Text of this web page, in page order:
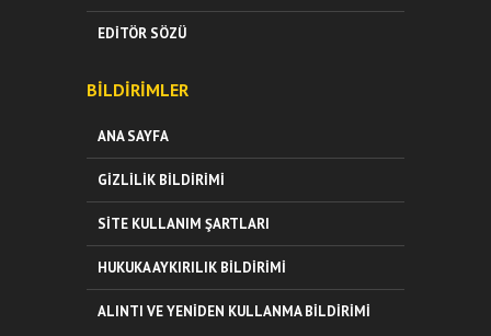
EDITÖR SÖZÜ
BILDIRIMLER
ANA SAYFA
GIZLILIK BILDIRIMI
SITE KULLANIM ŞARTLARI
HUKUKA AYKIRILIK BILDIRIMI
ALINTI VE YENIDEN KULLANMA BILDIRIMI